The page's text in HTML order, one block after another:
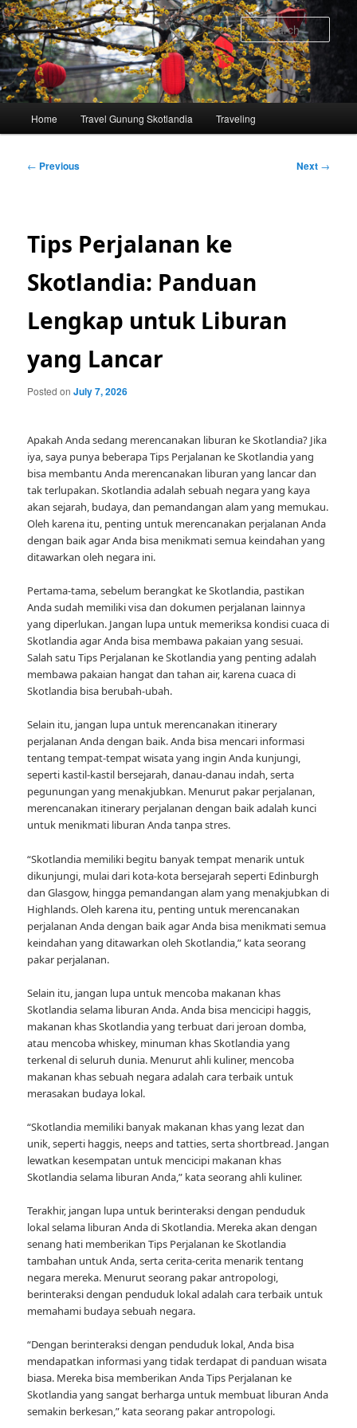
Skip
to
primary
content
Home Travel Gunung Skotlandia Traveling
Post
← Previous Next →
Tips Perjalanan ke
Skotlandia: Panduan
Lengkap untuk Liburan
yang Lancar
Posted onJuly 7, 2026
Apakah Anda sedang merencanakan liburan ke Skotlandia? Jika
iya, saya punya beberapa Tips Perjalanan ke Skotlandia yang
bisa membantu Anda merencanakan liburan yang lancar dan
tak terlupakan. Skotlandia adalah sebuah negara yang kaya
akan sejarah, budaya, dan pemandangan alam yang memukau.
Oleh karena itu, penting untuk merencanakan perjalanan Anda
dengan baik agar Anda bisa menikmati semua keindahan yang
ditawarkan oleh negara ini.
Pertama-tama, sebelum berangkat ke Skotlandia, pastikan
Anda sudah memiliki visa dan dokumen perjalanan lainnya
yang diperlukan. Jangan lupa untuk memeriksa kondisi cuaca di
Skotlandia agar Anda bisa membawa pakaian yang sesuai.
Salah satu Tips Perjalanan ke Skotlandia yang penting adalah
membawa pakaian hangat dan tahan air, karena cuaca di
Skotlandia bisa berubah-ubah.
Selain itu, jangan lupa untuk merencanakan itinerary
perjalanan Anda dengan baik. Anda bisa mencari informasi
tentang tempat-tempat wisata yang ingin Anda kunjungi,
seperti kastil-kastil bersejarah, danau-danau indah, serta
pegunungan yang menakjubkan. Menurut pakar perjalanan,
merencanakan itinerary perjalanan dengan baik adalah kunci
untuk menikmati liburan Anda tanpa stres.
“Skotlandia memiliki begitu banyak tempat menarik untuk
dikunjungi, mulai dari kota-kota bersejarah seperti Edinburgh
dan Glasgow, hingga pemandangan alam yang menakjubkan di
Highlands. Oleh karena itu, penting untuk merencanakan
perjalanan Anda dengan baik agar Anda bisa menikmati semua
keindahan yang ditawarkan oleh Skotlandia,” kata seorang
pakar perjalanan.
Selain itu, jangan lupa untuk mencoba makanan khas
Skotlandia selama liburan Anda. Anda bisa mencicipi haggis,
makanan khas Skotlandia yang terbuat dari jeroan domba,
atau mencoba whiskey, minuman khas Skotlandia yang
terkenal di seluruh dunia. Menurut ahli kuliner, mencoba
makanan khas sebuah negara adalah cara terbaik untuk
merasakan budaya lokal.
“Skotlandia memiliki banyak makanan khas yang lezat dan
unik, seperti haggis, neeps and tatties, serta shortbread. Jangan
lewatkan kesempatan untuk mencicipi makanan khas
Skotlandia selama liburan Anda,” kata seorang ahli kuliner.
Terakhir, jangan lupa untuk berinteraksi dengan penduduk
lokal selama liburan Anda di Skotlandia. Mereka akan dengan
senang hati memberikan Tips Perjalanan ke Skotlandia
tambahan untuk Anda, serta cerita-cerita menarik tentang
negara mereka. Menurut seorang pakar antropologi,
berinteraksi dengan penduduk lokal adalah cara terbaik untuk
memahami budaya sebuah negara.
“Dengan berinteraksi dengan penduduk lokal, Anda bisa
mendapatkan informasi yang tidak terdapat di panduan wisata
biasa. Mereka bisa memberikan Anda Tips Perjalanan ke
Skotlandia yang sangat berharga untuk membuat liburan Anda
semakin berkesan,” kata seorang pakar antropologi.